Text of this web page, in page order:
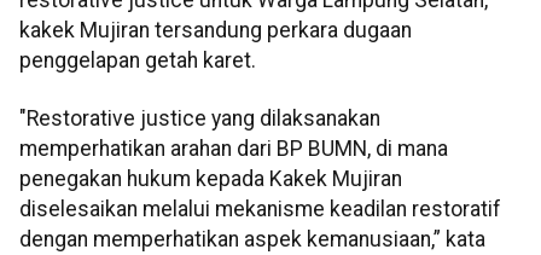
kakek Mujiran tersandung perkara dugaan
penggelapan getah karet.
"Restorative justice yang dilaksanakan
memperhatikan arahan dari BP BUMN, di mana
penegakan hukum kepada Kakek Mujiran
diselesaikan melalui mekanisme keadilan restoratif
dengan memperhatikan aspek kemanusiaan,” kata